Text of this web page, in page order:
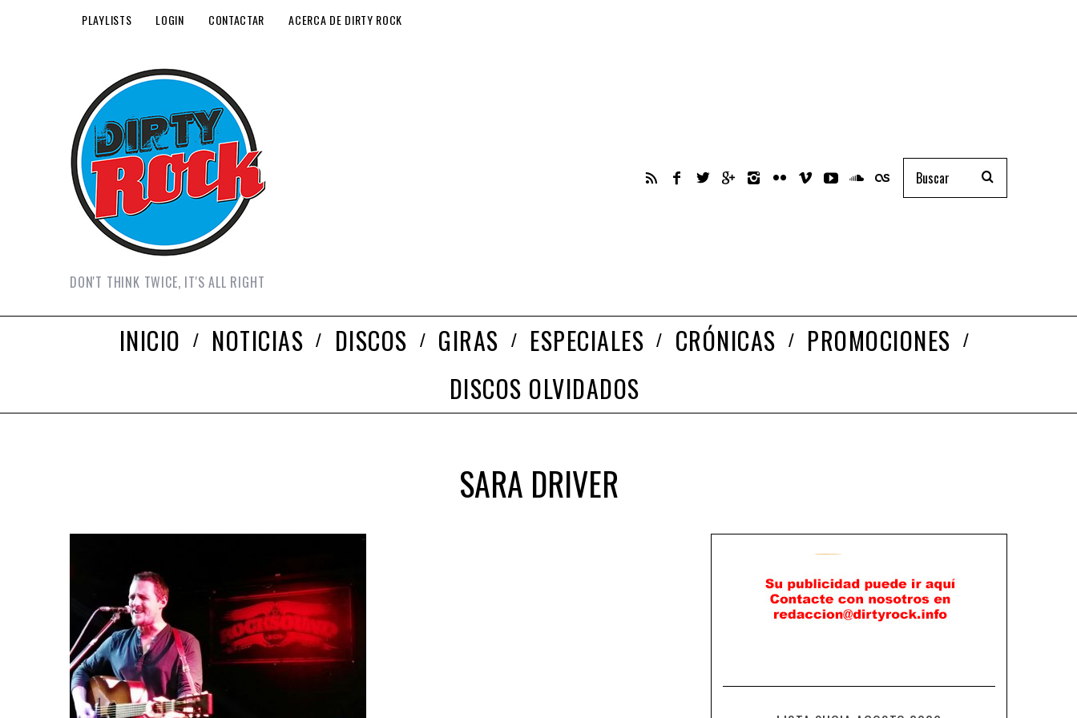
PLAYLISTS LOGIN CONTACTAR ACERCA DE DIRTY ROCK
DON'T THINK TWICE, IT'S ALL RIGHT
INICIO NOTICIAS DISCOS GIRAS ESPECIALES CRÓNICAS
PROMOCIONES
DISCOS OLVIDADOS
SARA DRIVER